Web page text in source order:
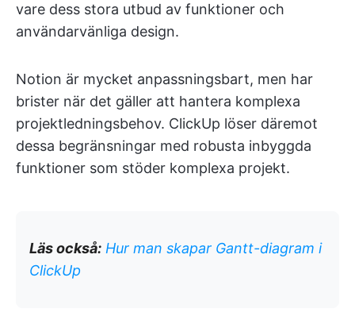
vare dess stora utbud av funktioner och
användarvänliga design.
Notion är mycket anpassningsbart, men har
brister när det gäller att hantera komplexa
projektledningsbehov. ClickUp löser däremot
dessa begränsningar med robusta inbyggda
funktioner som stöder komplexa projekt.
Läs också: Hur man skapar Gantt-diagram i
ClickUp